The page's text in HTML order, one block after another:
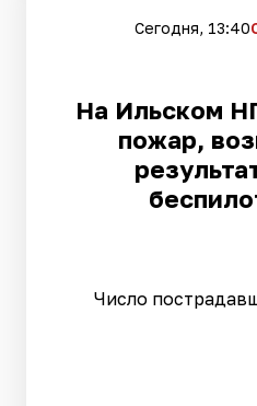
Сегодня, 13:40
На Ильском
пожар,
Число